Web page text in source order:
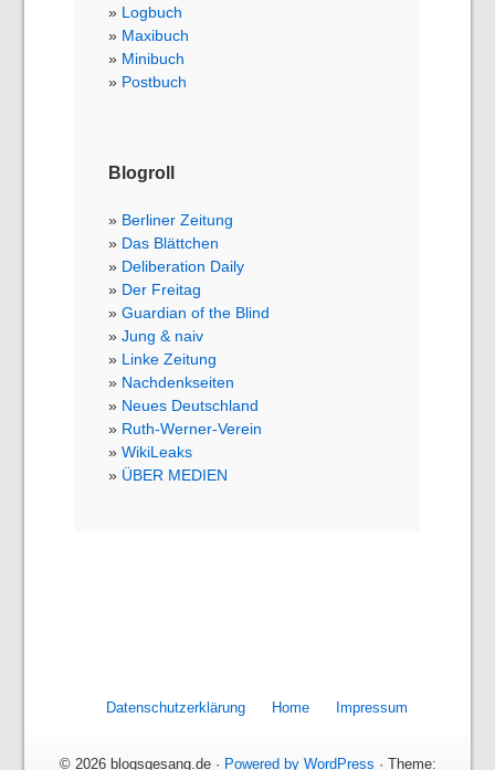
Logbuch
Maxibuch
Minibuch
Postbuch
Blogroll
Berliner Zeitung
Das Blättchen
Deliberation Daily
Der Freitag
Guardian of the Blind
Jung & naiv
Linke Zeitung
Nachdenkseiten
Neues Deutschland
Ruth-Werner-Verein
WikiLeaks
ÜBER MEDIEN
Datenschutzerklärung Home Impressum
© 2026 blogsgesang.de · Powered by WordPress · Theme: